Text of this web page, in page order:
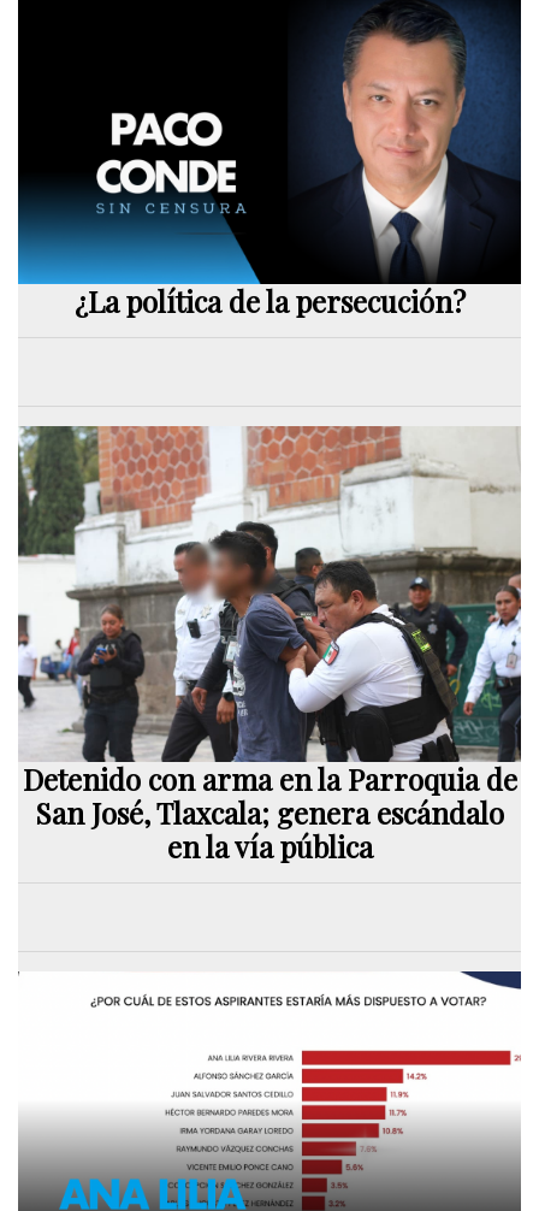
¿La política de la persecución?
Detenido con arma en la Parroquia de
San José, Tlaxcala; genera escándalo
en la vía pública